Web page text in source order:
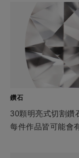
鑽石
30顆明亮式切割鑽
每件作品皆可能會